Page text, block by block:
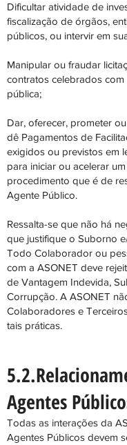
Dificultar atividade de
fiscalização de órgãos,
públicos, ou intervir em
Manipular ou fraudar
contratos celebrados com
pública;
Dar, oferecer, prometer
dê Pagamentos de
exigidos ou previstos em
para iniciar ou acelerar
procedimento que é de
Agente Público.
Ressalta-se que não há
que justifique o Suborno
Todo Colaborador ou
com a ASONET deve
de Vantagem Indevida,
Corrupção. A ASONET
Colaboradores e
tais práticas.
Agentes
Todas as interações da
Agentes Públicos devem